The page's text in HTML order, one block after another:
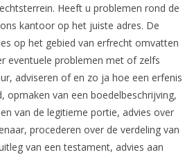
Heeft u problemen rond de
kantoor op het juiste adres. De
op het gebied van erfrecht omvatten
eventuele problemen met of zelfs
adviseren of en zo ja hoe een erfenis
opmaken van een boedelbeschrijving,
van de legitieme portie, advies over
procederen over de verdeling van
van een testament, advies aan